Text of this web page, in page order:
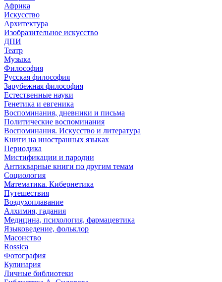
Африка
Искусство
Архитектура
Изобразительное искусство
ДПИ
Театр
Музыка
Философия
Русская философия
Зарубежная философия
Естественные науки
Генетика и евгеника
Воспоминания, дневники и письма
Политические воспоминания
Воспоминания. Искусство и литература
Книги на иностранных языках
Периодика
Мистификации и пародии
Антикварные книги по другим темам
Социология
Математика. Кибернетика
Путешествия
Воздухоплавание
Алхимия, гадания
Медицина, психология, фармацевтика
Языковедение, фольклор
Масонство
Rossica
Фотография
Кулинария
Личные библиотеки